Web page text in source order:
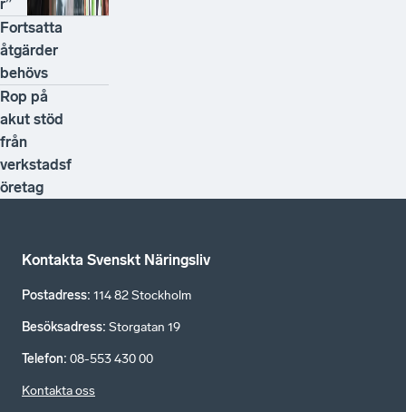
r”
Fortsatta
åtgärder
behövs
Rop på
akut stöd
från
verkstadsf
öretag
Kontakta Svenskt Näringsliv
Postadress: 114 82 Stockholm
Besöksadress: Storgatan 19
Telefon: 08-553 430 00
Kontakta oss